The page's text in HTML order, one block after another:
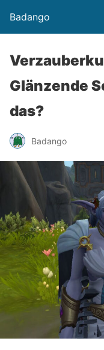
Badango
Glänzende
das?
Badango